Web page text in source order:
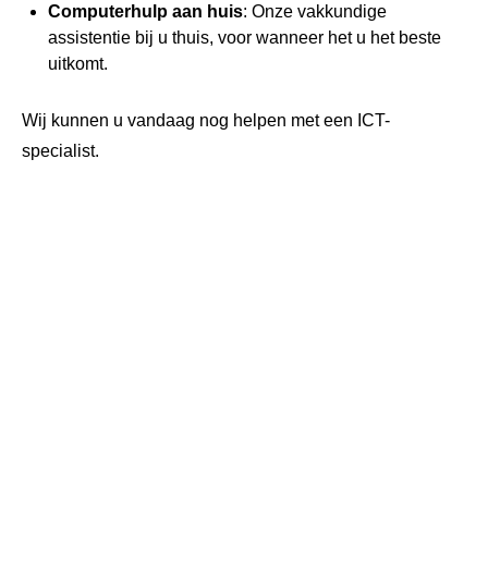
Computerhulp aan huis: Onze vakkundige
assistentie bij u thuis, voor wanneer het u het beste
uitkomt.
Wij kunnen u vandaag nog helpen met een ICT-
specialist.